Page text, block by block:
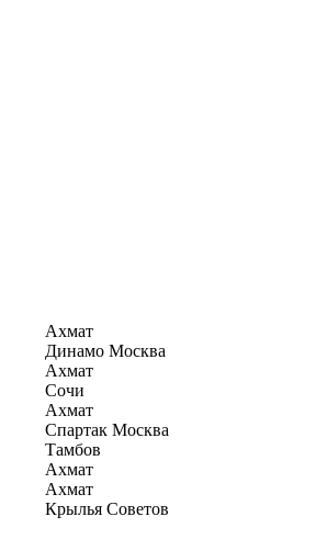
Ахмат
Динамо Москва
Ахмат
Сочи
Ахмат
Спартак Москва
Тамбов
Ахмат
Ахмат
Крылья Советов